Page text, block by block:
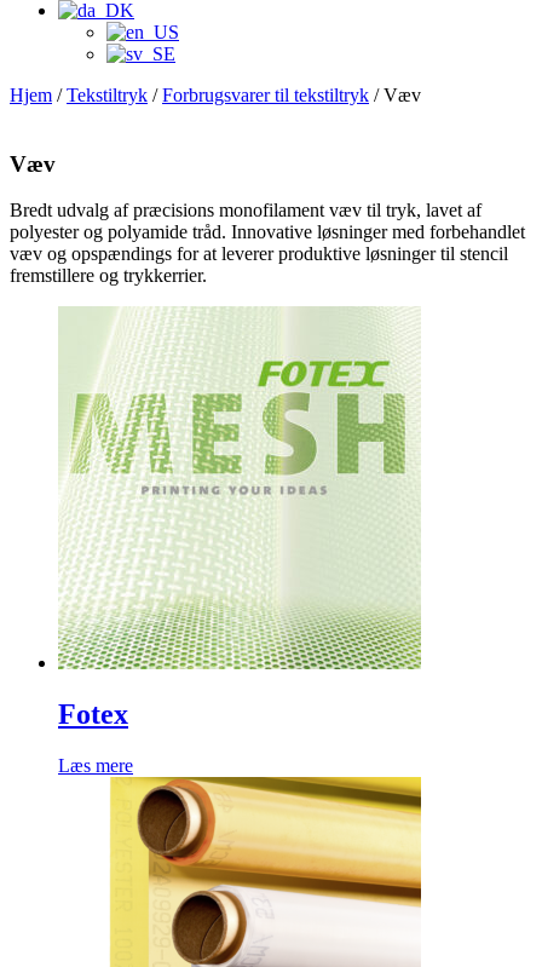
Hjem /Tekstiltryk /Forbrugsvarer til tekstiltryk / Væv
Væv
Bredt udvalg af præcisions monofilament væv til tryk, lavet af
polyester og polyamide tråd. Innovative løsninger med forbehandlet
væv og opspændings for at leverer produktive løsninger til stencil
fremstillere og trykkerrier.
Fotex
Læs mere